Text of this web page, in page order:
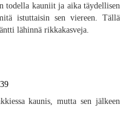
todella kauniit ja aika täydellisen
istuttaisin sen viereen. Tällä
lähinnä rikkakasveja.
kaunis, mutta sen jälkeen